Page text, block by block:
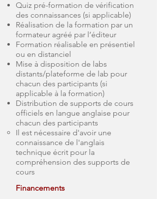
Quiz pré-formation de vérification
des connaissances (si applicable)
Réalisation de la formation par un
formateur agréé par l’éditeur
Formation réalisable en présentiel
ou en distanciel
Mise à disposition de labs
distants/plateforme de lab pour
chacun des participants (si
applicable à la formation)
Distribution de supports de cours
officiels en langue anglaise pour
chacun des participants
Il est nécessaire d'avoir une
connaissance de l'anglais
technique écrit pour la
compréhension des supports de
cours
Financements